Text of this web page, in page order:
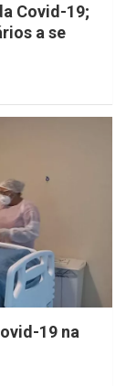
Covid-19;
a se
19 na